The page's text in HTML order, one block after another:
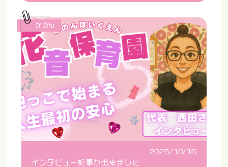
2025/10/16
インタビュー記事が出来ました
かのん